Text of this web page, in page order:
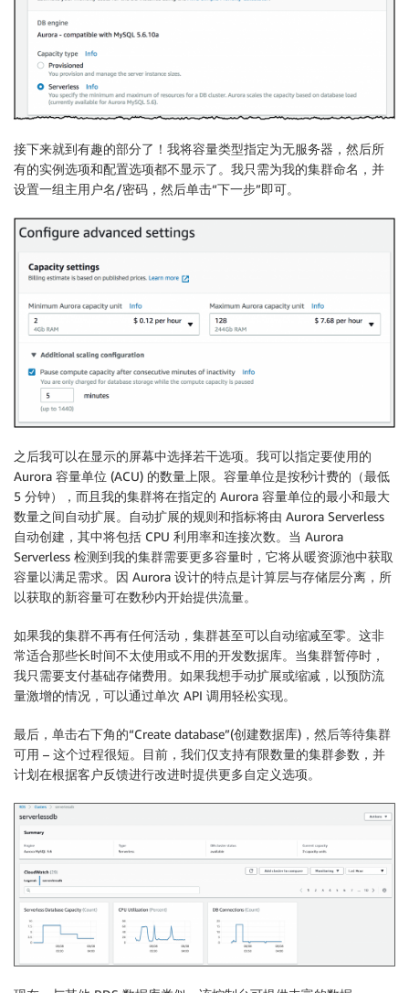
接下来就到有趣的部分了！我将容量类型指定为无服务器 ，然后所
有的实例选项和配置选项都不显示了。我只需为我的集群命名，并
设置一组主用户名/密码，然后单击“下一步”即可。
之后我可以在显示的屏幕中选择若干选项。我可以指定要使用的
Aurora 容量单位 (ACU) 的数量上限。容量单位是按秒计费的（最低
5 分钟），而且我的集群将在指定的 Aurora 容量单位的最小和最大
数量之间自动扩展。自动扩展的规则和指标将由 Aurora Serverless
自动创建，其中将包括 CPU 利用率和连接次数。当 Aurora
Serverless 检测到我的集群需要更多容量时，它将从暖资源池中获取
容量以满足需求。因 Aurora 设计的特点是计算层与存储层分离，所
以获取的新容量可在数秒内开始提供流量。
如果我的集群不再有任何活动，集群甚至可以自动缩减至零。这非
常适合那些长时间不太使用或不用的开发数据库。当集群暂停时，
我只需要支付基础存储费用。如果我想手动扩展或缩减，以预防流
量激增的情况，可以通过单次 API 调用轻松实现。
最后，单击右下角的“Create database”(创建数据库)，然后等待集群
可用 – 这个过程很短。目前，我们仅支持有限数量的集群参数，并
计划在根据客户反馈进行改进时提供更多自定义选项。